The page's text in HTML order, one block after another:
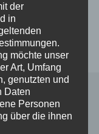
Wohnung
der
in
möchte unser
Art, Umfang
genutzten und
Daten
Personen
über die ihnen